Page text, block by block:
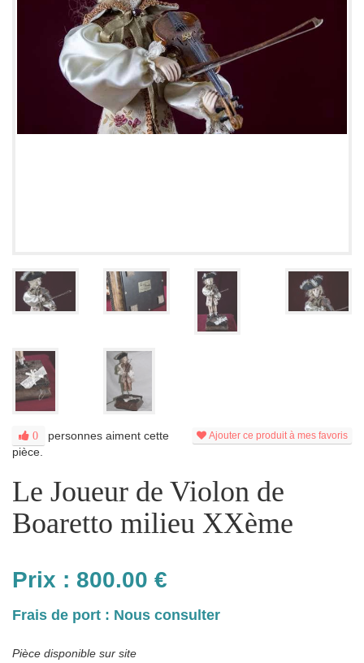
Ajouter ce produit à mes favoris
0
personnes aiment cette
pièce.
Le Joueur de Violon de
Boaretto milieu XXème
Prix : 800.00 €
Frais de port : Nous consulter
Pièce disponible sur site